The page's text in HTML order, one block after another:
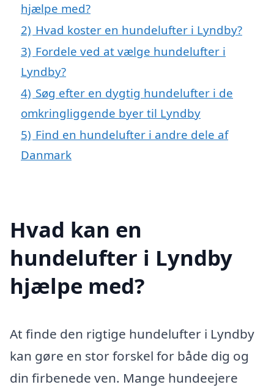
hjælpe med?
2) Hvad koster en hundelufter i Lyndby?
3) Fordele ved at vælge hundelufter i
Lyndby?
4) Søg efter en dygtig hundelufter i de
omkringliggende byer til Lyndby
5) Find en hundelufter i andre dele af
Danmark
Hvad kan en
hundelufter i Lyndby
hjælpe med?
At finde den rigtige hundelufter i Lyndby
kan gøre en stor forskel for både dig og
din firbenede ven. Mange hundeejere